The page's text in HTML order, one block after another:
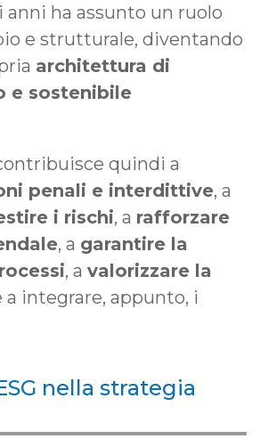
anni ha assunto un ruolo
e strutturale, diventando
architettura di
e sostenibile
quindi a
penali e interdittive, a
i rischi, a rafforzare
, a garantire la
, a valorizzare la
a integrare, appunto, i
nella strategia